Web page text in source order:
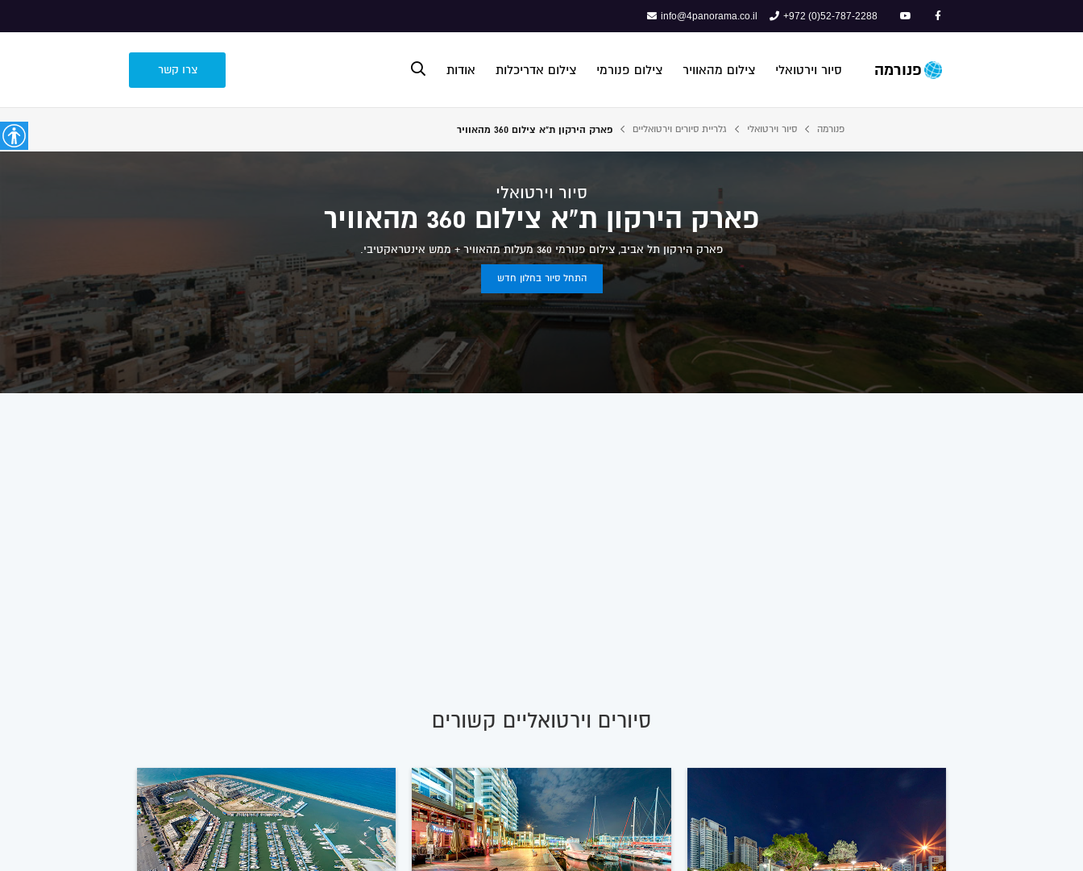
+972 (0)52-787-2288
info@4panorama.co.il
פנורמה סיור וירטואלי צילום מהאוויר צילום פנורמי צילום אדריכלות אודות צרו קשר
פנורמה סיור וירטואלי גלריית סיורים וירטואליים פארק הירקון ת"א צילום 360 מהאוויר
סיור וירטואלי
פארק הירקון ת"א צילום 360 מהאוויר
פארק הירקון תל אביב, צילום פנורמי 360 מעלות מהאוויר + ממש אינטראקטיבי.
התחל סיור בחלון חדש
סיורים וירטואליים קשורים